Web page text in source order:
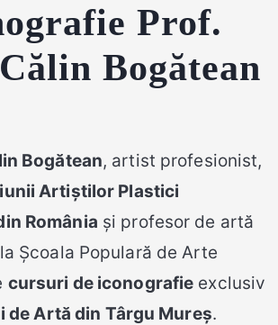
Prof.
Bogătean
Bogătean, artist profesionist,
Artiștilor Plastici
România și profesor de artă
Școala Populară de Arte
cursuri de iconografie exclusiv
de Artă din Târgu Mureș.